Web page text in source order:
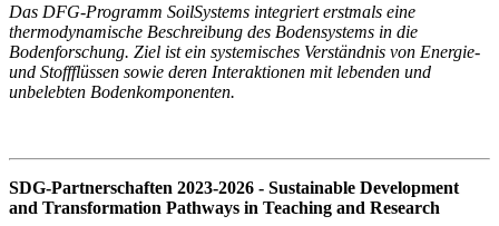
Das DFG-Programm SoilSystems integriert erstmals eine
thermodynamische Beschreibung des Bodensystems in die
Bodenforschung. Ziel ist ein systemisches Verständnis von Energie-
und Stoffflüssen sowie deren Interaktionen mit lebenden und
unbelebten Bodenkomponenten.
SDG-Partnerschaften 2023-2026 - Sustainable Development
and Transformation Pathways in Teaching and Research